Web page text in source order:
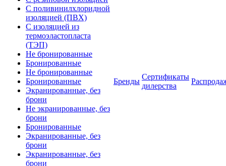
С поливинилхлоридной
изоляцией (ПВХ)
С изоляцией из
термоэластопласта
(ТЭП)
Не бронированные
Бронированные
Не бронированные
Бронированные
Экранированные, без
брони
Не экранированные, без
брони
Бронированные
Экранированные, без
брони
Экранированные, без
брони
Бренды
Сертификаты
дилерства